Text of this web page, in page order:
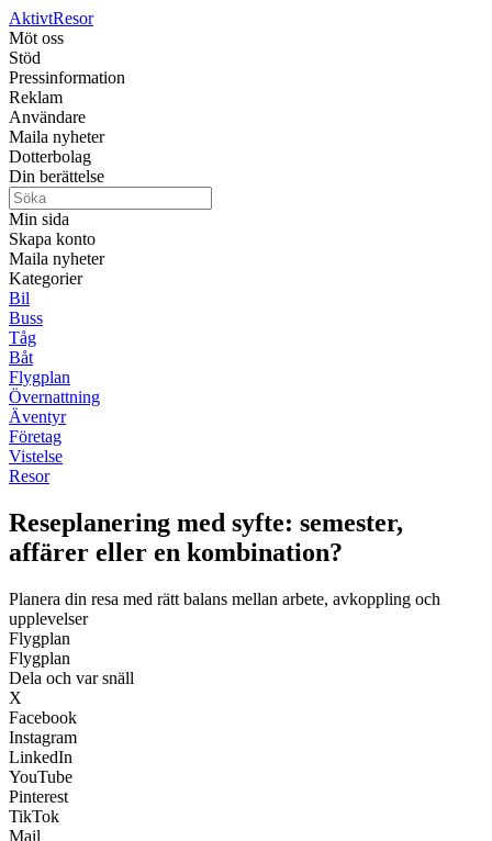
AktivtResor
Möt oss
Stöd
Pressinformation
Reklam
Användare
Maila nyheter
Dotterbolag
Din berättelse
Min sida
Skapa konto
Maila nyheter
Kategorier
Bil
Buss
Tåg
Båt
Flygplan
Övernattning
Äventyr
Företag
Vistelse
Resor
Reseplanering med syfte: semester,
affärer eller en kombination?
Planera din resa med rätt balans mellan arbete, avkoppling och
upplevelser
Flygplan
Flygplan
Dela och var snäll
X
Facebook
Instagram
LinkedIn
YouTube
Pinterest
TikTok
Mail